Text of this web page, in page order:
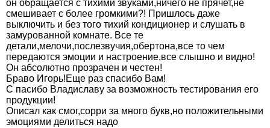
он обращается с тихими звуками,ничего не прячет,не
смешивает с более громкими?! Пришлось даже
выключить и без того тихий кондиционер и слушать в
замурованной комнате. Все те
детали,мелочи,послезвучия,обертона,все то чем
передаются эмоции и настроение,все слышно и видно!
Он абсолютно прозрачен и честен!
Браво Игорь!Еще раз спасибо Вам!
С пасибо Владиславу за возможность тестирования его
продукции!
Описал как смог,сорри за много букв,но положительными
эмоциями делиться надо